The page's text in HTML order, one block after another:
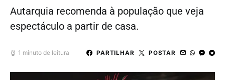
Autarquia recomenda à população que veja
espectáculo a partir de casa.
1 minuto de leitura PARTILHAR POSTAR